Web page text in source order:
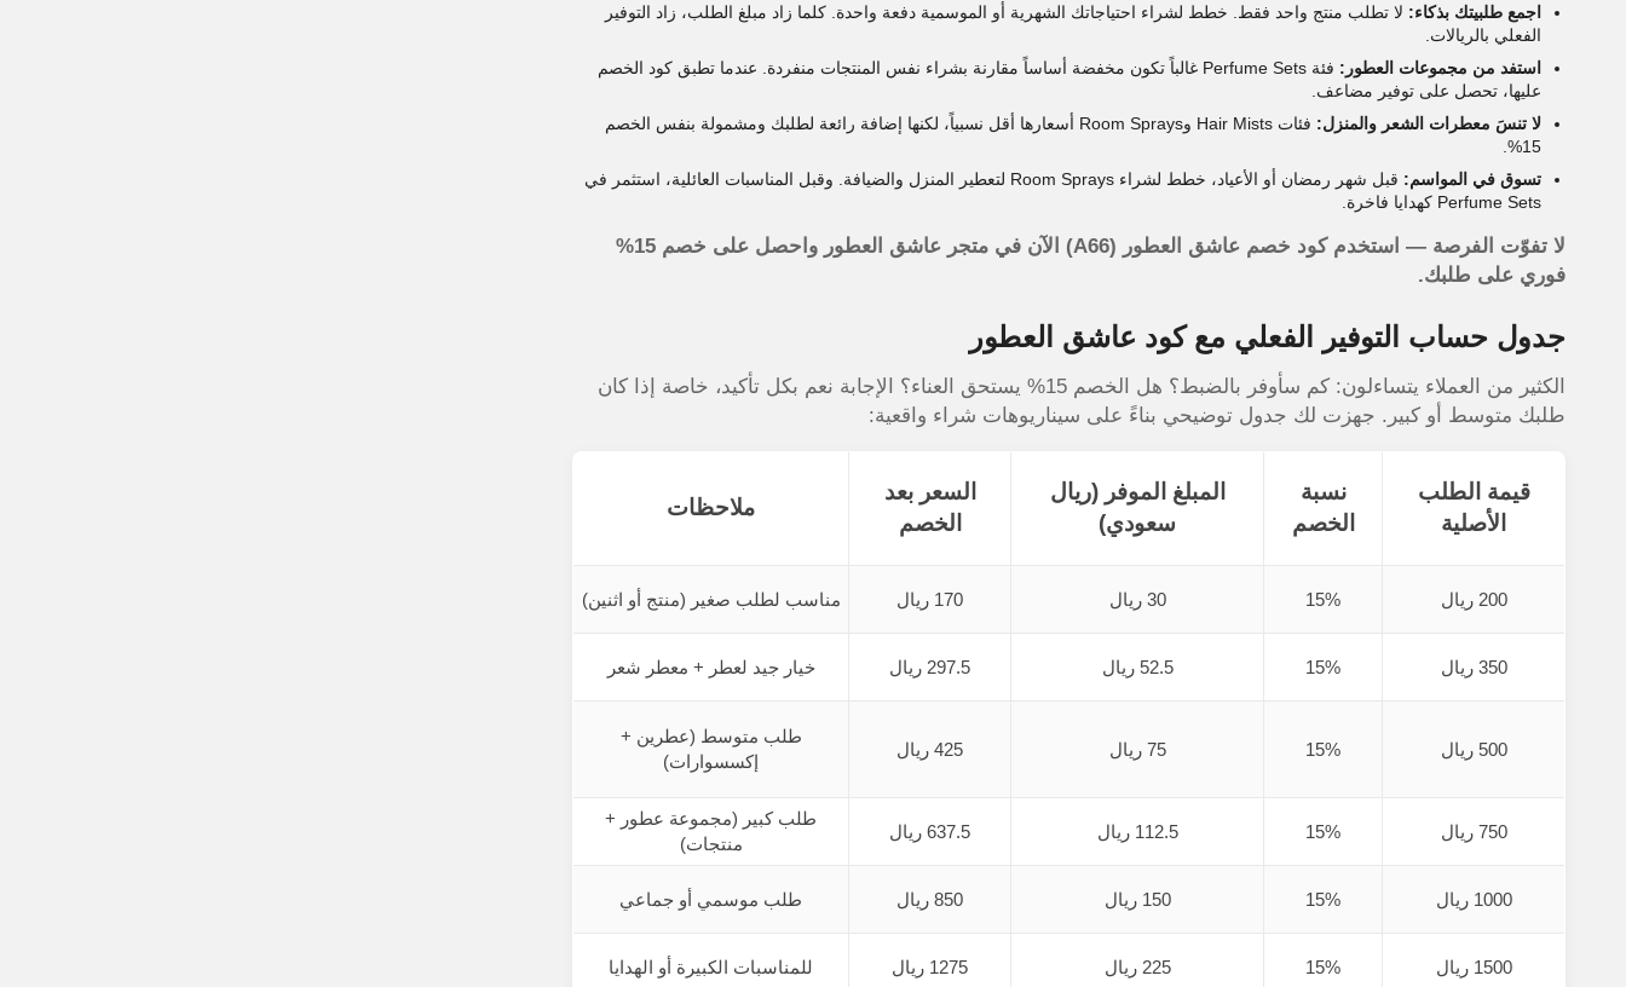
اجمع طلبيتك بذكاء: لا تطلب منتج واحد فقط. خطط لشراء احتياجاتك الشهرية أو الموسمية دفعة واحدة. كلما زاد مبلغ الطلب، زاد التوفير
الفعلي بالريالات.
استفد من مجموعات العطور:
فئة Perfume Sets غالباً تكون مخفضة أساساً مقارنة بشراء نفس المنتجات منفردة. عندما تطبق كود الخصم
عليها، تحصل على توفير مضاعف.
لا تنسَ معطرات الشعر والمنزل:
فئات Hair Mists وRoom Sprays أسعارها أقل نسبياً، لكنها إضافة رائعة لطلبك ومشمولة بنفس الخصم
15%.
تسوق في المواسم:
قبل شهر رمضان أو الأعياد، خطط لشراء Room Sprays لتعطير المنزل والضيافة. وقبل المناسبات العائلية، استثمر في
Perfume Sets كهدايا فاخرة.
لا تفوّت الفرصة — استخدم كود خصم عاشق العطور (A66) الآن في متجر عاشق العطور واحصل على خصم 15%
فوري على طلبك.
جدول حساب التوفير الفعلي مع كود عاشق العطور
الكثير من العملاء يتساءلون: كم سأوفر بالضبط؟ هل الخصم 15% يستحق العناء؟ الإجابة نعم بكل تأكيد، خاصة إذا كان
طلبك متوسط أو كبير. جهزت لك جدول توضيحي بناءً على سيناريوهات شراء واقعية:
قيمة الطلب
الأصلية
نسبة
الخصم
المبلغ الموفر (ريال
سعودي)
السعر بعد
الخصم
ملاحظات
200 ريال 15% 30 ريال 170 ريال مناسب لطلب صغير (منتج أو اثنين)
350 ريال 15% 52.5 ريال 297.5 ريال خيار جيد لعطر + معطر شعر
500 ريال 15% 75 ريال 425 ريال
طلب متوسط (عطرين +
إكسسوارات)
750 ريال 15% 112.5 ريال 637.5 ريال
طلب كبير (مجموعة عطور +
منتجات)
1000 ريال 15% 150 ريال 850 ريال طلب موسمي أو جماعي
1500 ريال 15% 225 ريال 1275 ريال للمناسبات الكبيرة أو الهدايا